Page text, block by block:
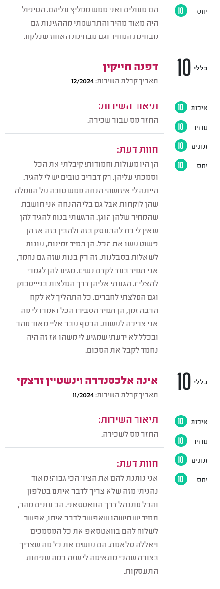
הם מעולים ואני ממש ממליץ עליהם. הטיפול
היה מאוד מהיר והתרשמתי מההגינות גם
מבחינת המחיר וגם מבחינת האחוז שנלקח.
יחס 10
דפנה חייקין
תאריך קבלת השירות:12/2024
תיאור השירות:
החזר מס עבור שכירה.
חוות דעת:
הן היו מעולות וחמודות! קיבלתי את הכל
וסמכתי עליהן. רק דברים טובים יש לי להגיד.
הייתה לי איזושהי הנחה ממש טובה על העמלה
שהן לוקחות אבל גם בלי ההנחה אני חושבת
שהמחיר שלהן הוגן. הרגשתי בנוח להגיד להן
שאין לי כח להתעסק בזה ולהבין בזה אז הן
פשוט עשו את הכל. הן תמיד זמינות, עונות
לשאלות בסבלנות. זה רק בנות שזה גם נחמד,
אני תמיד בעד לקדם נשים. מגיע להן לגמרי
להצליח. הגעתי אליהן דרך המלצות בפייסבוק
וגם המלצתי לחברים. כל התהליך לא לקח
הרבה זמן, הן תמיד הסבירו הכל ואמרו לי מה
אני צריכה לעשות. הכסף עבר אליי מאוד מהר
ובכלל לא ידעתי שמגיע לי משהו אז זה היה
נחמד לקבל את הסכום.
10 כללי
איכות 10
מחיר 10
זמנים 10
יחס 10
אינה אלכסנדרה וינשטיין זרצקי
תאריך קבלת השירות:11/2024
תיאור השירות:
החזר מס לשכירה.
חוות דעת:
אני נותנת להם את הציון הכי גבוה! מאוד
נהניתי מזה שלא צריך לדבר איתם בטלפון
והכל מתנהל דרך הוואטסאפ. הם עונים מהר,
תמיד יש מישהו שאפשר לדבר איתו, אפשר
לשלוח להם בוואטסאפ את כל המסמכים
ויאללה סלאמת. הם עושים את כל מה שצריך
בצורה שהכי מתאימה לי שזה כמה שפחות
התעסקות.
10 כללי
איכות 10
מחיר 10
זמנים 10
יחס 10